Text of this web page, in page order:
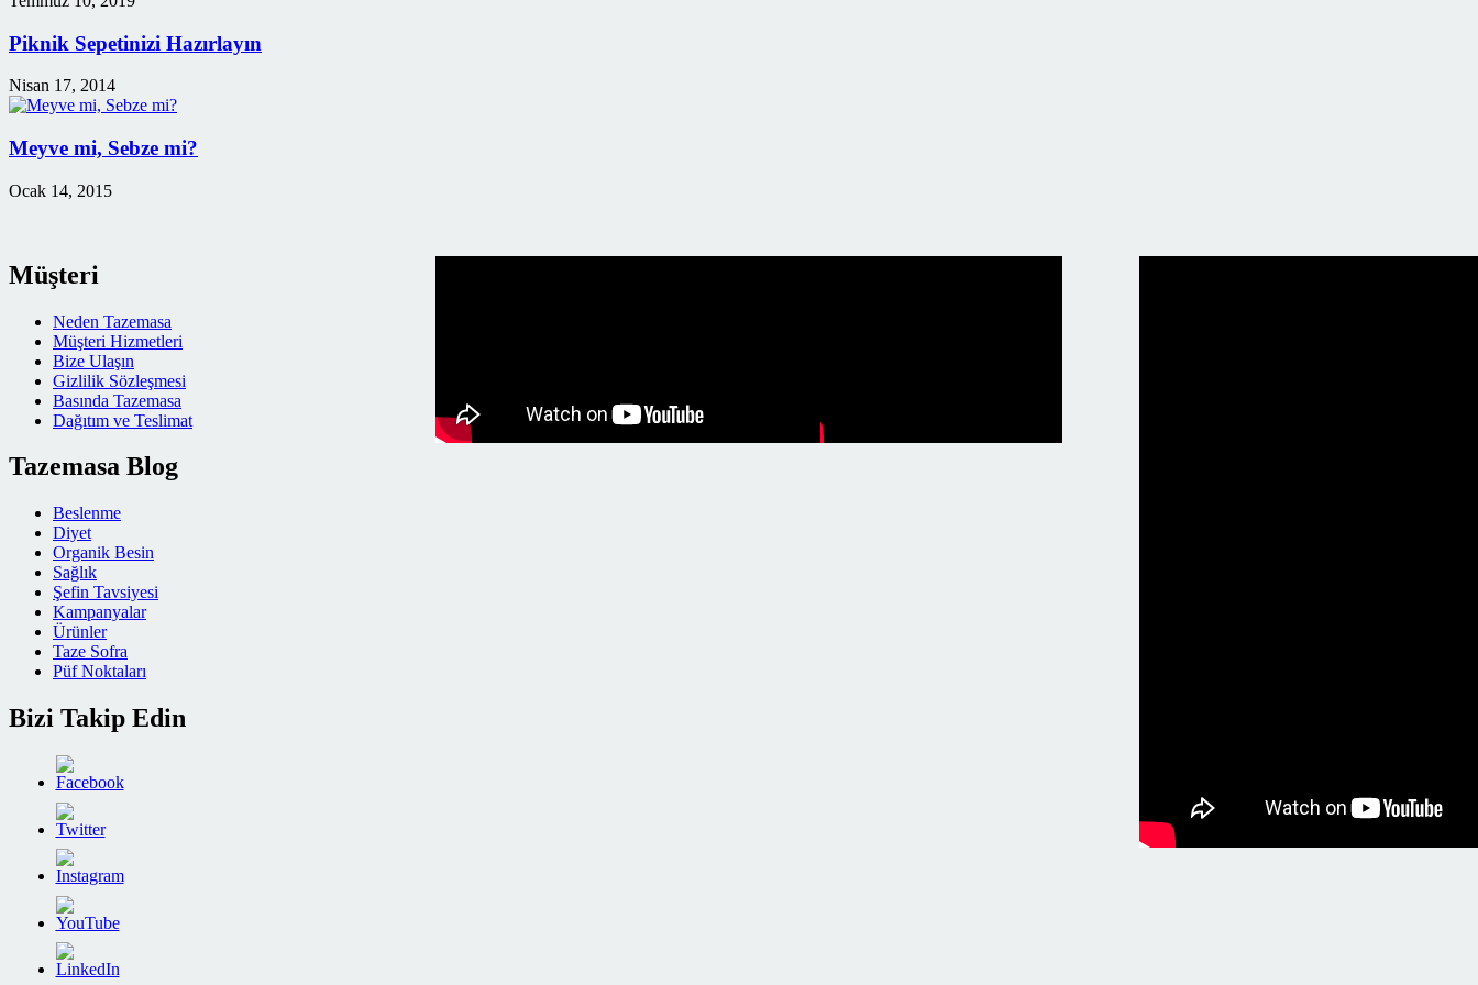
Piknik Sepetinizi Hazırlayın
Nisan 17, 2014
Meyve mi, Sebze mi?
Ocak 14, 2015
Müşteri
Neden Tazemasa
Müşteri Hizmetleri
Bize Ulaşın
Gizlilik Sözleşmesi
Basında Tazemasa
Dağıtım ve Teslimat
Tazemasa Blog
Beslenme
Diyet
Organik Besin
Sağlık
Şefin Tavsiyesi
Kampanyalar
Ürünler
Taze Sofra
Püf Noktaları
Bizi Takip Edin